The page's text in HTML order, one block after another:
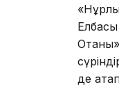
Елбасы
де